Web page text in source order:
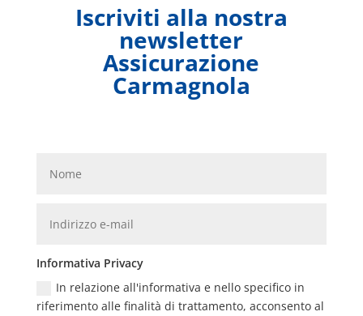
Iscriviti alla nostra
newsletter
Assicurazione
Carmagnola
Informativa Privacy
In relazione all'informativa e nello specifico in
riferimento alle finalità di trattamento, acconsento al